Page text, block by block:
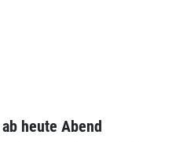
heute Abend